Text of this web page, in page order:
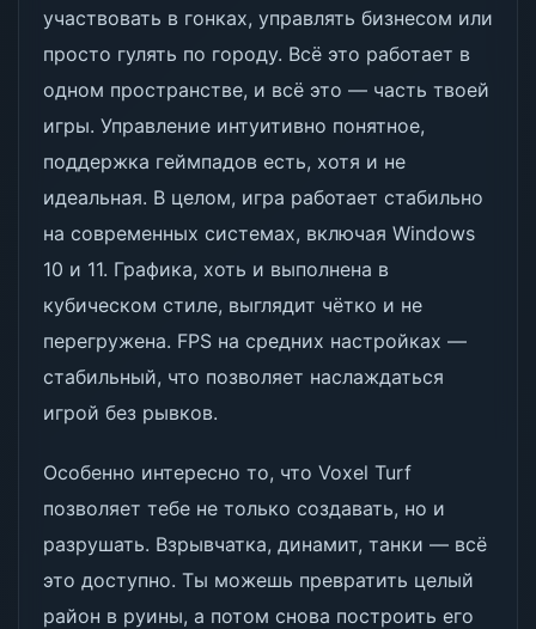
участвовать в гонках, управлять бизнесом или
просто гулять по городу. Всё это работает в
одном пространстве, и всё это — часть твоей
игры. Управление интуитивно понятное,
поддержка геймпадов есть, хотя и не
идеальная. В целом, игра работает стабильно
на современных системах, включая Windows
10 и 11. Графика, хоть и выполнена в
кубическом стиле, выглядит чётко и не
перегружена. FPS на средних настройках —
стабильный, что позволяет наслаждаться
игрой без рывков.
Особенно интересно то, что Voxel Turf
позволяет тебе не только создавать, но и
разрушать. Взрывчатка, динамит, танки — всё
это доступно. Ты можешь превратить целый
район в руины, а потом снова построить его